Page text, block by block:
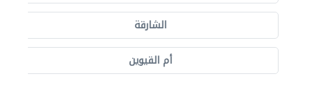
الشارقة
أم القيوين